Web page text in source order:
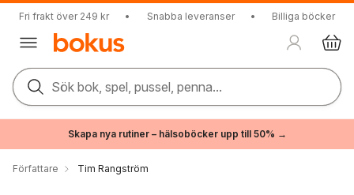
Fri frakt över 249 kr • Snabba leveranser • Billiga böcker
Sök bok, spel, pussel, penna...
Skapa nya rutiner – hälsoböcker upp till 50% →
Författare Tim Rangström